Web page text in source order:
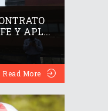
Y APL...
Read More